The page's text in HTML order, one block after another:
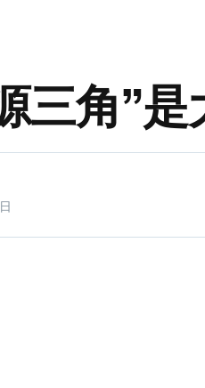
三角”